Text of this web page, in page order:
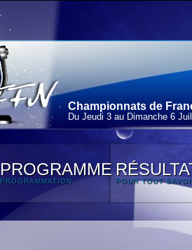
Championnats de
Du Jeudi 3 au Dimanche 6
PROGRAMME
PROGRAMMATION POUR TOUT